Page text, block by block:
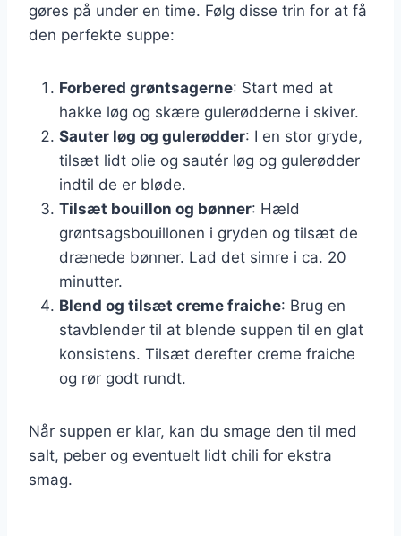
gøres på under en time. Følg disse trin for at få
den perfekte suppe:
Forbered grøntsagerne: Start med at
hakke løg og skære gulerødderne i skiver.
Sauter løg og gulerødder: I en stor gryde,
tilsæt lidt olie og sautér løg og gulerødder
indtil de er bløde.
Tilsæt bouillon og bønner: Hæld
grøntsagsbouillonen i gryden og tilsæt de
drænede bønner. Lad det simre i ca. 20
minutter.
Blend og tilsæt creme fraiche: Brug en
stavblender til at blende suppen til en glat
konsistens. Tilsæt derefter creme fraiche
og rør godt rundt.
Når suppen er klar, kan du smage den til med
salt, peber og eventuelt lidt chili for ekstra
smag.